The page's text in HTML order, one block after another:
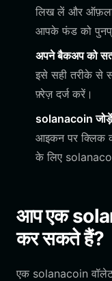
लिख लें और
आपके फंड को
अपने बैकअप को
इसे सही तरीके से
फ़्रेज़ दर्ज करें।
solanacoin
आइकन पर क्लिक
के लिए
आप एक
कर सकते हैं?
एक solanacoin